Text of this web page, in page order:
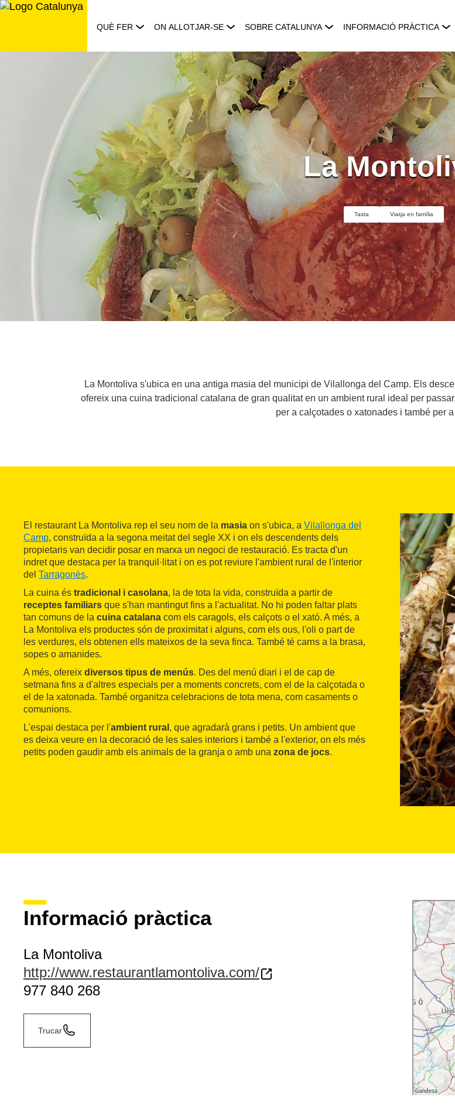
Saltar
QUÈ FER ON ALLOTJAR-SE SOBRE CATALUNYA INFORMACIÓ PRÀCTICA
La
Tasta Viatja en família
La Montoliva s'ubica en una antiga masia del municipi de Vilallonga del Camp. Els
ofereix una cuina tradicional catalana de gran qualitat en un ambient rural ideal per
per a calçotades o xatonades i també per
El restaurant La Montoliva rep el seu nom de la masia on s'ubica, a Vilallonga del
Camp, construïda a la segona meitat del segle XX i on els descendents dels
propietaris van decidir posar en marxa un negoci de restauració. Es tracta d'un
indret que destaca per la tranquil·litat i on es pot reviure l'ambient rural de l'interior
del Tarragonès.
La cuina és tradicional i casolana, la de tota la vida, construïda a partir de
receptes familiars que s'han mantingut fins a l'actualitat. No hi poden faltar plats
tan comuns de la cuina catalana com els caragols, els calçots o el xató. A més, a
La Montoliva els productes són de proximitat i alguns, com els ous, l'oli o part de
les verdures, els obtenen ells mateixos de la seva finca. També té carns a la brasa,
sopes o amanides.
A més, ofereix diversos tipus de menús. Des del menú diari i el de cap de
setmana fins a d'altres especials per a moments concrets, com el de la calçotada o
el de la xatonada. També organitza celebracions de tota mena, com casaments o
comunions.
L'espai destaca per l'ambient rural , que agradarà grans i petits. Un ambient que
es deixa veure en la decoració de les sales interiors i també a l'exterior, on els més
petits poden gaudir amb els animals de la granja o amb una zona de jocs.
Informació pràctica
La Montoliva
http://www.restaurantlamontoliva.com/
977 840 268
Trucar